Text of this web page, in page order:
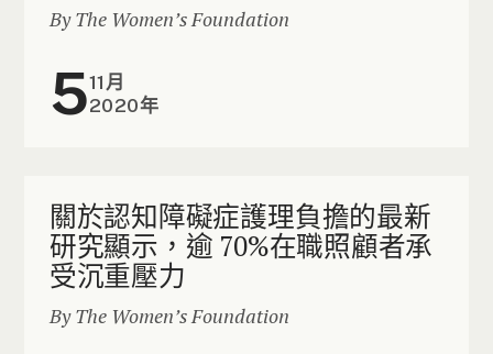
By The Women’s Foundation
511月
2020年
關於認知障礙症護理負擔的最新
研究顯示，逾 70%在職照顧者承
受沉重壓力
By The Women’s Foundation